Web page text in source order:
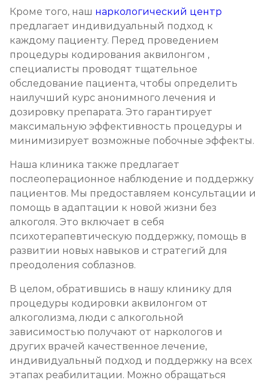
Кроме того, наш наркологический центр
предлагает индивидуальный подход к
каждому пациенту. Перед проведением
процедуры кодирования аквилонгом ,
специалисты проводят тщательное
обследование пациента, чтобы определить
наилучший курс анонимного лечения и
дозировку препарата. Это гарантирует
максимальную эффективность процедуры и
минимизирует возможные побочные эффекты.
Наша клиника также предлагает
послеоперационное наблюдение и поддержку
пациентов. Мы предоставляем консультации и
помощь в адаптации к новой жизни без
алкоголя. Это включает в себя
психотерапевтическую поддержку, помощь в
развитии новых навыков и стратегий для
преодоления соблазнов.
В целом, обратившись в нашу клинику для
процедуры кодировки аквилонгом от
алкоголизма, люди с алкогольной
зависимостью получают от наркологов и
других врачей качественное лечение,
индивидуальный подход и поддержку на всех
этапах реабилитации. Можно обращаться